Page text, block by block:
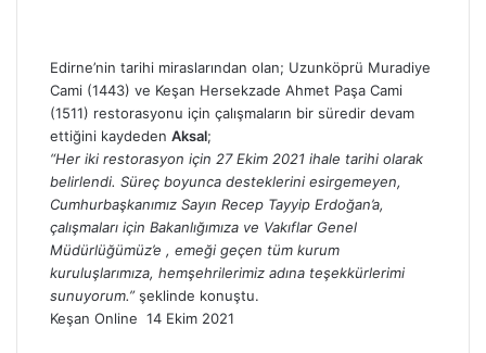
Edirne’nin tarihi miraslarından olan; Uzunköprü Muradiye
Cami (1443) ve Keşan Hersekzade Ahmet Paşa Cami
(1511) restorasyonu için çalışmaların bir süredir devam
ettiğini kaydeden Aksal;
“Her iki restorasyon için 27 Ekim 2021 ihale tarihi olarak
belirlendi. Süreç boyunca desteklerini esirgemeyen,
Cumhurbaşkanımız Sayın Recep Tayyip Erdoğan’a,
çalışmaları için Bakanlığımıza ve Vakıflar Genel
Müdürlüğümüz’e , emeği geçen tüm kurum
kuruluşlarımıza, hemşehrilerimiz adına teşekkürlerimi
sunuyorum.”şeklinde konuştu.
Keşan Online Bir
14 Ekim 2021